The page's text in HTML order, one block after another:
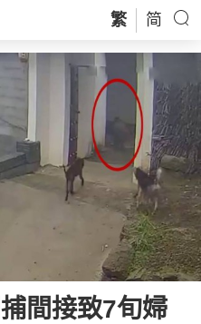
繁 简
間接致7旬婦